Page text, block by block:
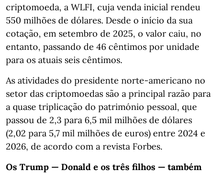
criptomoeda, a WLFI, cuja venda inicial rendeu
550 milhões de dólares. Desde o início da sua
cotação, em setembro de 2025, o valor caiu, no
entanto, passando de 46 cêntimos por unidade
para os atuais seis cêntimos.
As atividades do presidente norte-americano no
setor das criptomoedas são a principal razão para
a quase triplicação do património pessoal, que
passou de 2,3 para 6,5 mil milhões de dólares
(2,02 para 5,7 mil milhões de euros) entre 2024 e
2026, de acordo com a revista Forbes.
Os Trump — Donald e os três filhos — também